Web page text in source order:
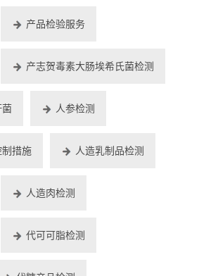
产品检验服务
产志贺毒素大肠埃希氏菌检测
菌 人参检测
制措施 人造乳制品检测
人造肉检测
代可可脂检测